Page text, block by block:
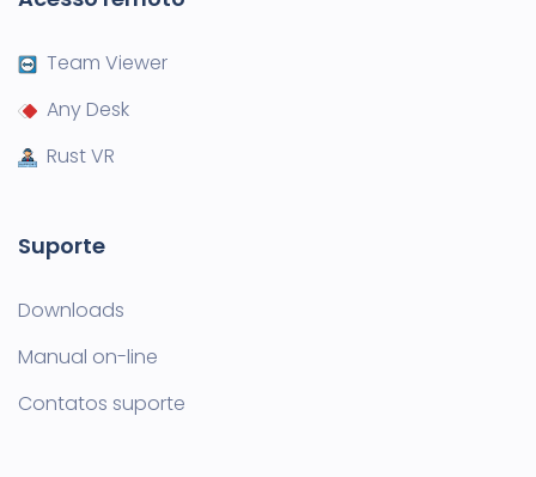
Team Viewer
Any Desk
Rust VR
Suporte
Downloads
Manual on-line
Contatos suporte